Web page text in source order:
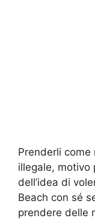
Prenderli
illegale, motivo
dell’idea di
Beach con sé
prendere delle